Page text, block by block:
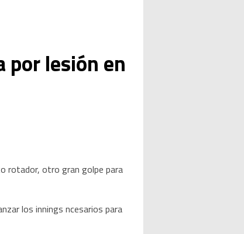
por lesión en
rotador, otro gran golpe para
los innings ncesarios para